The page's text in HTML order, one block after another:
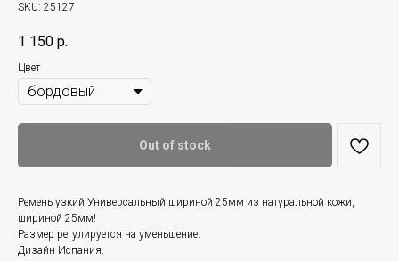
SKU: 25127
1 150 р.
Цвет
Out of stock
Ремень узкий Универсальный шириной 25мм из натуральной кожи,
шириной 25мм!
Размер регулируется на уменьшение.
Дизайн Испания.